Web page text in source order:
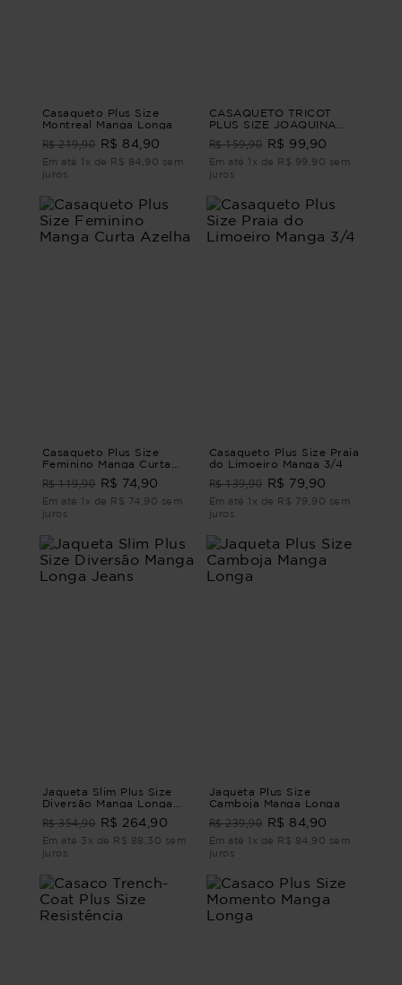
Casaqueto Plus Size
Montreal Manga Longa
R$ 219,90 R$ 84,90
Em até 1x de R$ 84,90 sem
juros
CASAQUETO TRICOT
PLUS SIZE JOAQUINA
MANGA CURTA
R$ 159,90 R$ 99,90
Em até 1x de R$ 99,90 sem
juros
Casaqueto Plus Size
Feminino Manga Curta
R$ 119,90 R$ 74,90
Em até 1x de R$ 74,90 sem
juros
Casaqueto Plus Size Praia
do Limoeiro Manga 3/4
R$ 139,90 R$ 79,90
Em até 1x de R$ 79,90 sem
juros
Jaqueta Slim Plus Size
Diversão Manga Longa
R$ 354,90 R$ 264,90
Em até 3x de R$ 88,30 sem
juros
Jaqueta Plus Size
Camboja Manga Longa
R$ 239,90 R$ 84,90
Em até 1x de R$ 84,90 sem
juros